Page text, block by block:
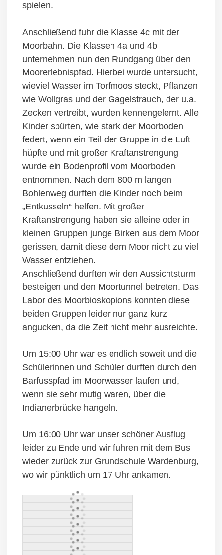
spielen.
Anschließend fuhr die Klasse 4c mit der
Moorbahn. Die Klassen 4a und 4b
unternehmen nun den Rundgang über den
Moorerlebnispfad. Hierbei wurde untersucht,
wieviel Wasser im Torfmoos steckt, Pflanzen
wie Wollgras und der Gagelstrauch, der u.a.
Zecken vertreibt, wurden kennengelernt. Alle
Kinder spürten, wie stark der Moorboden
federt, wenn ein Teil der Gruppe in die Luft
hüpfte und mit großer Kraftanstrengung
wurde ein Bodenprofil vom Moorboden
entnommen. Nach dem 800 m langen
Bohlenweg durften die Kinder noch beim
„Entkusseln“ helfen. Mit großer
Kraftanstrengung haben sie alleine oder in
kleinen Gruppen junge Birken aus dem Moor
gerissen, damit diese dem Moor nicht zu viel
Wasser entziehen.
Anschließend durften wir den Aussichtsturm
besteigen und den Moortunnel betreten. Das
Labor des Moorbioskopions konnten diese
beiden Gruppen leider nur ganz kurz
angucken, da die Zeit nicht mehr ausreichte.
Um 15:00 Uhr war es endlich soweit und die
Schülerinnen und Schüler durften durch den
Barfusspfad im Moorwasser laufen und,
wenn sie sehr mutig waren, über die
Indianerbrücke hangeln.
Um 16:00 Uhr war unser schöner Ausflug
leider zu Ende und wir fuhren mit dem Bus
wieder zurück zur Grundschule Wardenburg,
wo wir pünktlich um 17 Uhr ankamen.